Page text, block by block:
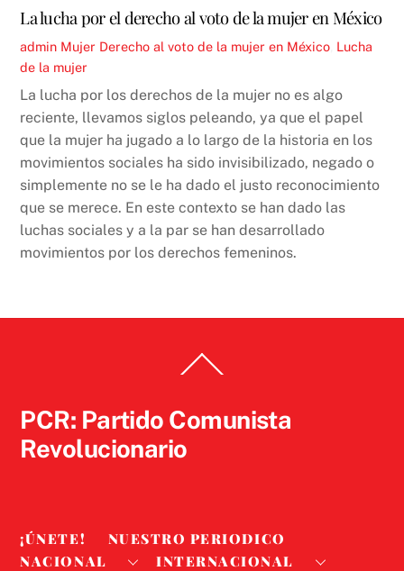
La lucha por el derecho al voto de la mujer en México
admin Mujer Derecho al voto de la mujer en México Lucha
de la mujer
La lucha por los derechos de la mujer no es algo
reciente, llevamos siglos peleando, ya que el papel
que la mujer ha jugado a lo largo de la historia en los
movimientos sociales ha sido invisibilizado, negado o
simplemente no se le ha dado el justo reconocimiento
que se merece. En este contexto se han dado las
luchas sociales y a la par se han desarrollado
movimientos por los derechos femeninos.
To
PCR: Partido Comunista
Revolucionario
¡ÚNETE!
NUESTRO PERIODICO
NACIONAL
INTERNACIONAL